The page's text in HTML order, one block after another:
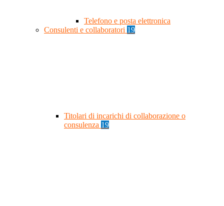
Telefono e posta elettronica
Consulenti e collaboratori 19
Titolari di incarichi di collaborazione o
consulenza 19